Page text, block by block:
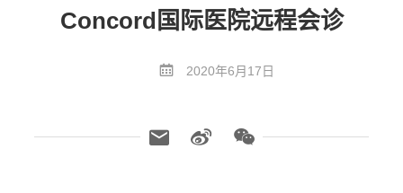
Concord国际医院远程会诊
2020年6月17日